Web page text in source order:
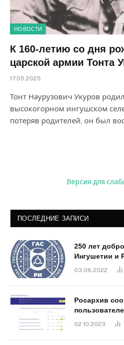
НОВОСТИ
К 160-летию со дня
царской армии Тонта
17.05.2025
Тонт Наурузович Укуров
высокогорном ингушском
потеряв родителей, он был
Версия для
ПОСЛЕДНИЕ ЗАПИСИ
250 лет
Ингушетии и
03.06.2022
Росархив
02.10.2023